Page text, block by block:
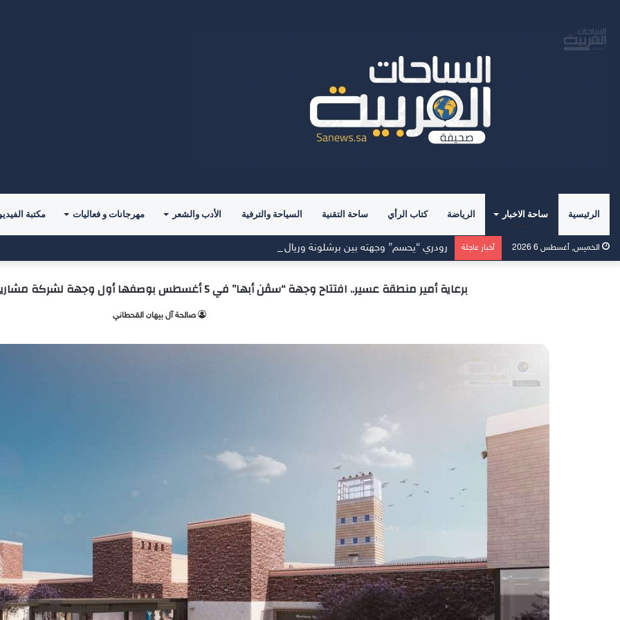
الرئيسية ساحة الاخبار الرياضة كتاب الرأي ساحة التقنية السياحة والترفية الأدب والشعر مهرجانات و فعاليات مكتبة
الخميس, أغسطس 6 2026 أخبار عاجلة رودري “يحسم” وجهته بين برشلونة وريال مدريد
برعاية أمير منطقة عسير.. افتتاح وجهة “سڤن أبها” في 5 أغسطس بوصفها أول وجهة لشركة مشاريع الترفيه السعودية في المملكة
صالحة آل بيهان القحطاني